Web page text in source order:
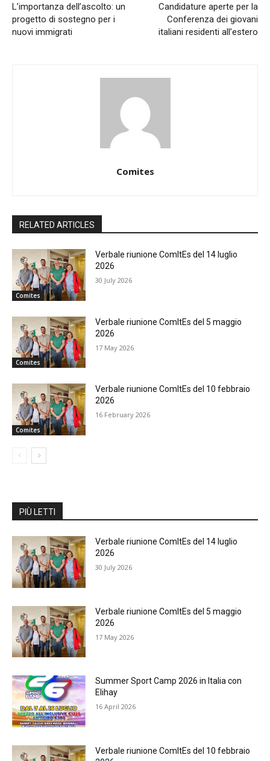
L’importanza dell’ascolto: un
progetto di sostegno per i
nuovi immigrati
Candidature aperte per la
Conferenza dei giovani
italiani residenti all’estero
Comites
RELATED ARTICLES
Comites
Verbale riunione ComItEs del 14 luglio
2026
30 July 2026
Comites
Verbale riunione ComItEs del 5 maggio
2026
17 May 2026
Comites
Verbale riunione ComItEs del 10 febbraio
2026
16 February 2026
PIÙ LETTI
Verbale riunione ComItEs del 14 luglio
2026
30 July 2026
Verbale riunione ComItEs del 5 maggio
2026
17 May 2026
Summer Sport Camp 2026 in Italia con
Elihay
16 April 2026
Verbale riunione ComItEs del 10 febbraio